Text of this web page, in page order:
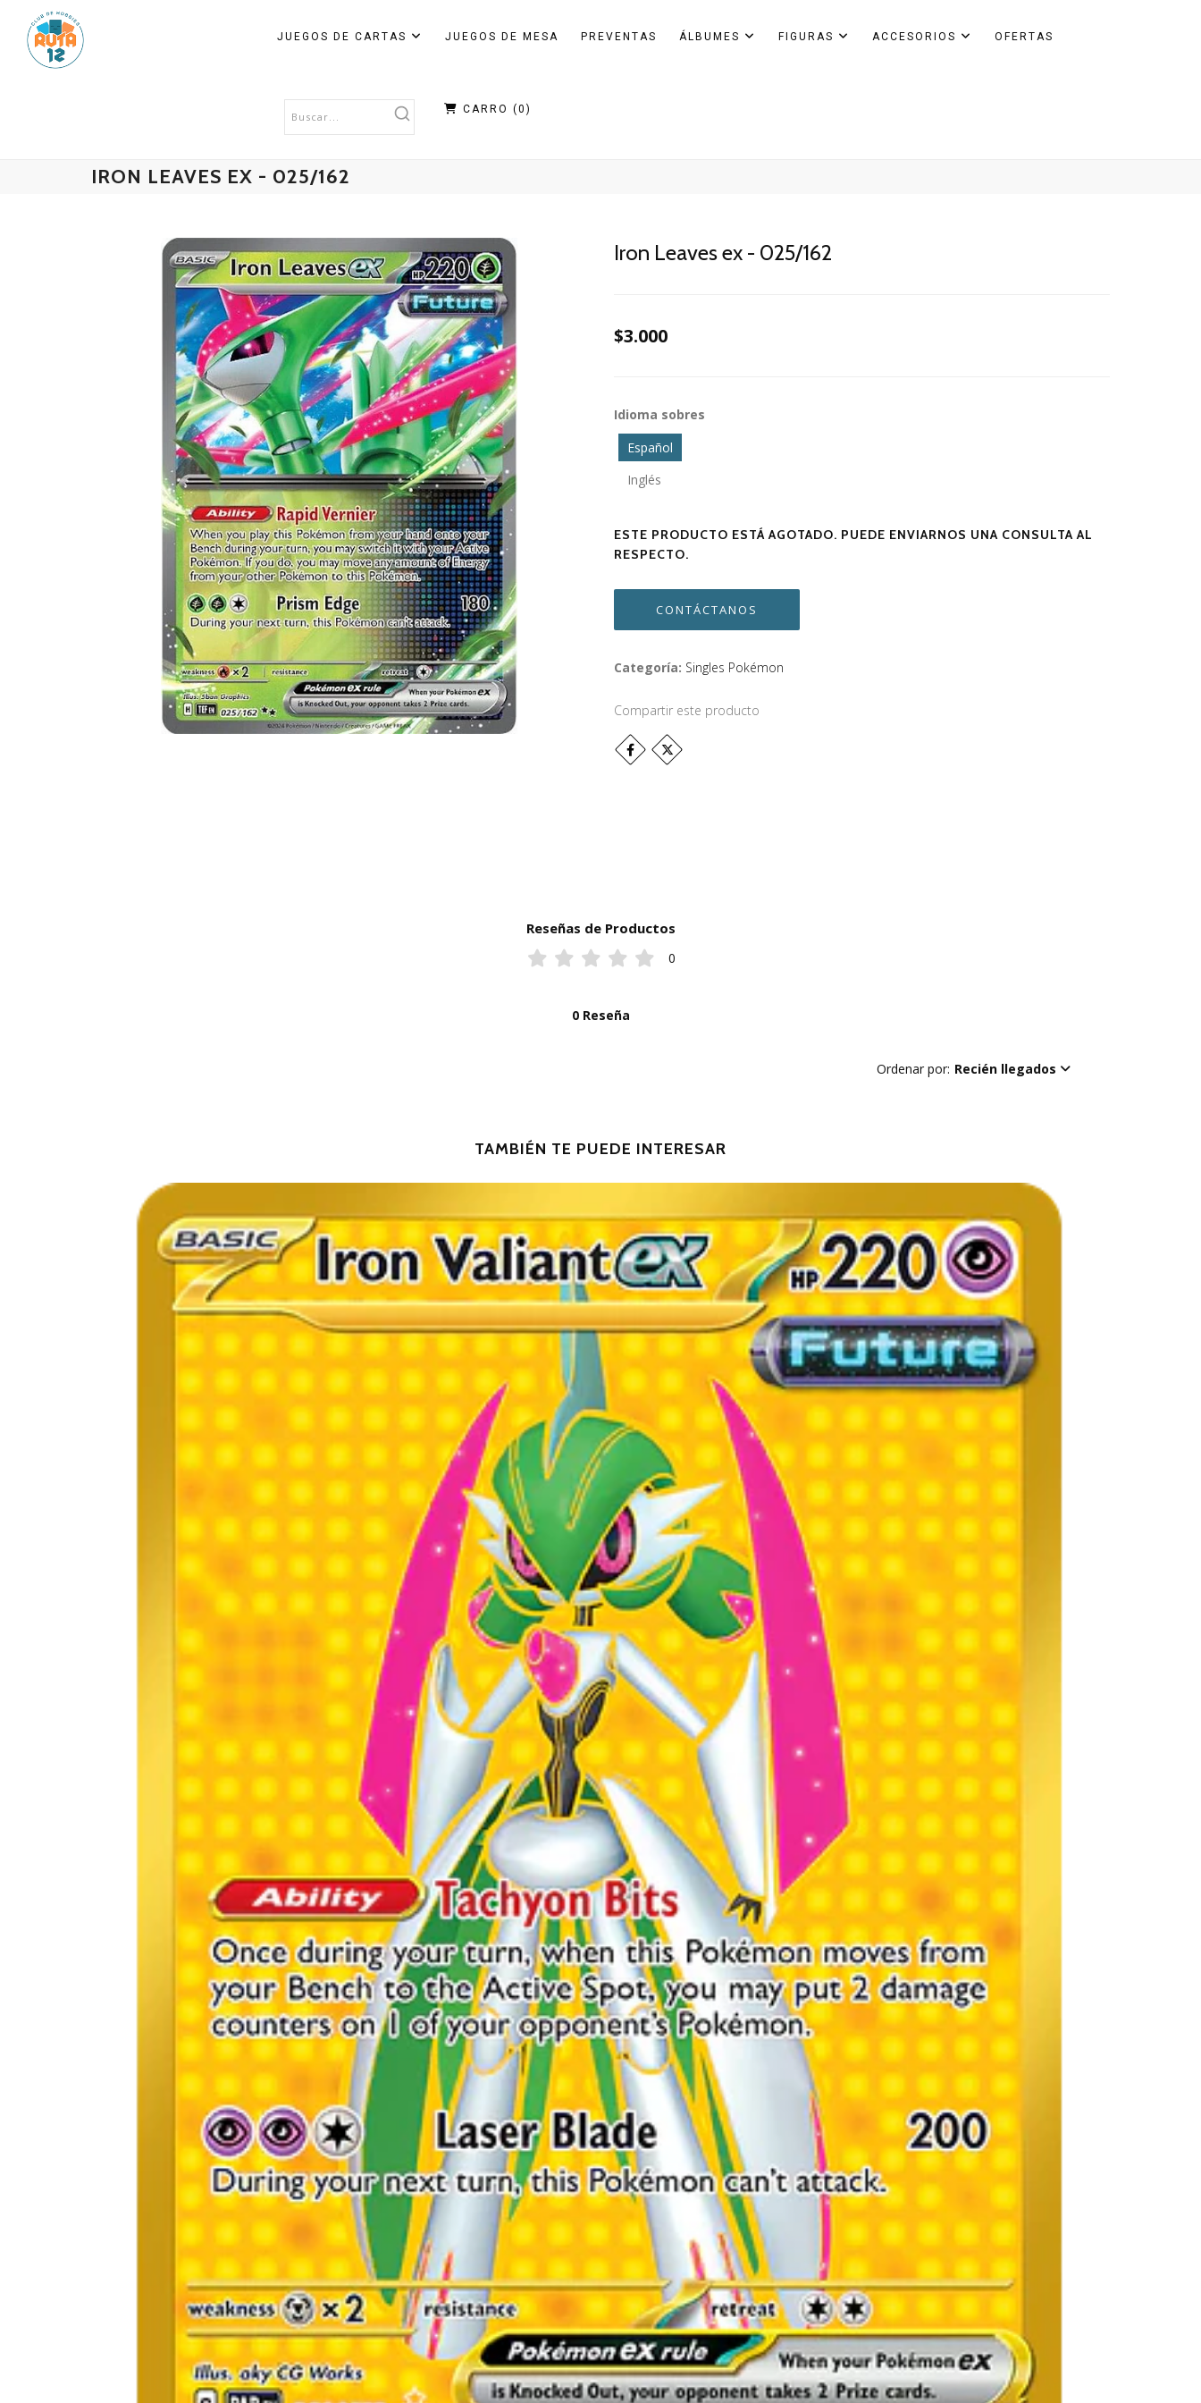
JUEGOS DE CARTAS JUEGOS DE MESA PREVENTAS ÁLBUMES FIGURAS ACCESORIOS OFERTAS
CARRO (0 )
IRON LEAVES EX - 025/162
Iron Leaves ex - 025/162
$3.000
Idioma sobres
Español
Inglés
ESTE PRODUCTO ESTÁ AGOTADO. PUEDE ENVIARNOS UNA CONSULTA AL
RESPECTO.
CONTÁCTANOS
Categoría: Singles Pokémon
Compartir este producto
Reseñas de Productos
0
0 Reseña
Ordenar por: Recién llegados
TAMBIÉN TE PUEDE INTERESAR